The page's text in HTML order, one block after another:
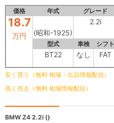
価格 年式 グレード
18.7
万円 (昭和-1925)
2.2i
型式 車検 シフト
BT22 なし FAT
安く買う（無料 相場・出品情報配信）
高く売る（無料 相場情報配信）
BMW Z4 2.2i ()